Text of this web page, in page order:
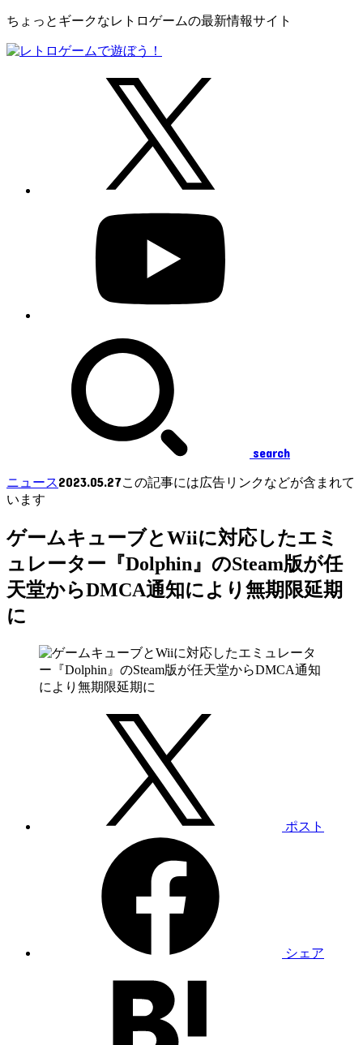
ちょっとギークなレトロゲームの最新情報サイト
search
ニュース2023.05.27この記事には広告リンクなどが含まれて
います
ゲームキューブとWiiに対応したエミ
ュレーター『Dolphin』のSteam版が任
天堂からDMCA通知により無期限延期
に
ポスト
シェア